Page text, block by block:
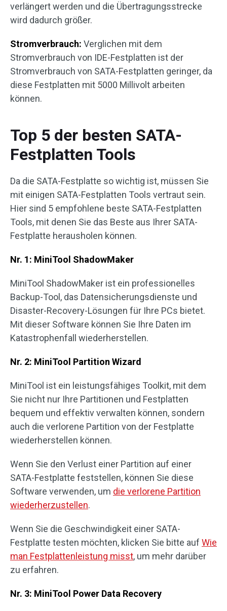
verlängert werden und die Übertragungsstrecke
wird dadurch größer.
Stromverbrauch: Verglichen mit dem
Stromverbrauch von IDE-Festplatten ist der
Stromverbrauch von SATA-Festplatten geringer, da
diese Festplatten mit 5000 Millivolt arbeiten
können.
Top 5 der besten SATA-
Festplatten Tools
Da die SATA-Festplatte so wichtig ist, müssen Sie
mit einigen SATA-Festplatten Tools vertraut sein.
Hier sind 5 empfohlene beste SATA-Festplatten
Tools, mit denen Sie das Beste aus Ihrer SATA-
Festplatte herausholen können.
Nr. 1: MiniTool ShadowMaker
MiniTool ShadowMaker ist ein professionelles
Backup-Tool, das Datensicherungsdienste und
Disaster-Recovery-Lösungen für Ihre PCs bietet.
Mit dieser Software können Sie Ihre Daten im
Katastrophenfall wiederherstellen.
Nr. 2: MiniTool Partition Wizard
MiniTool ist ein leistungsfähiges Toolkit, mit dem
Sie nicht nur Ihre Partitionen und Festplatten
bequem und effektiv verwalten können, sondern
auch die verlorene Partition von der Festplatte
wiederherstellen können.
Wenn Sie den Verlust einer Partition auf einer
SATA-Festplatte feststellen, können Sie diese
Software verwenden, um die verlorene Partition
wiederherzustellen.
Wenn Sie die Geschwindigkeit einer SATA-
Festplatte testen möchten, klicken Sie bitte auf Wie
man Festplattenleistung misst, um mehr darüber
zu erfahren.
Nr. 3: MiniTool Power Data Recovery